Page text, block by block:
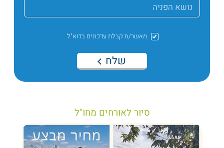
מאשר/ת קבלת עדכונים בדוא"ל
שלח
סיור לאורחים מחו"ל